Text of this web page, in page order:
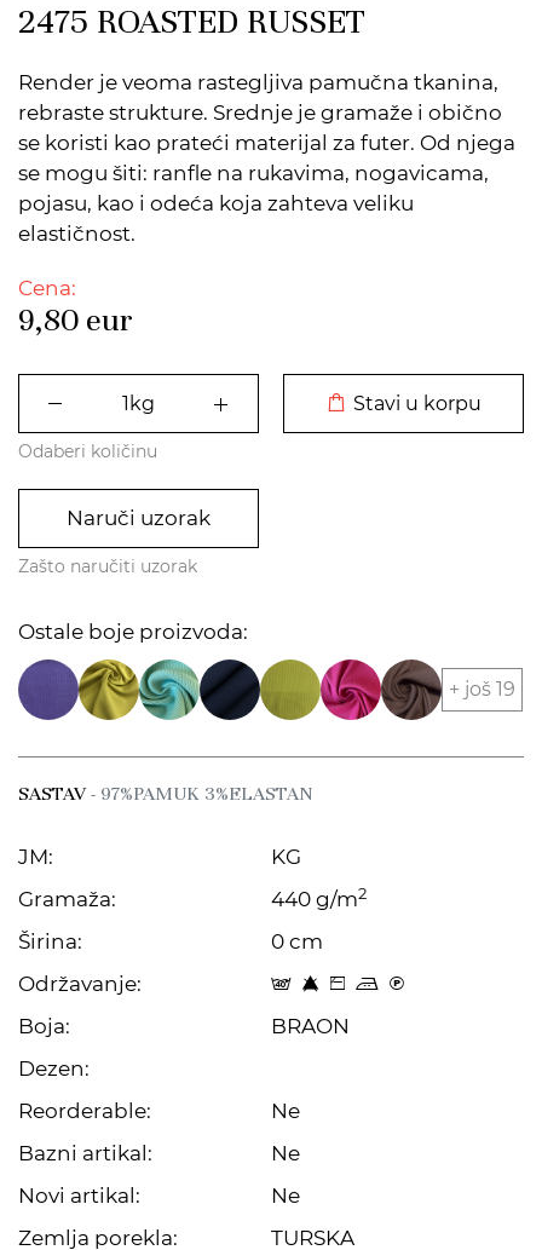
2475 ROASTED RUSSET
Render je veoma rastegljiva pamučna tkanina,
rebraste strukture. Srednje je gramaže i obično
se koristi kao prateći materijal za futer. Od njega
se mogu šiti: ranfle na rukavima, nogavicama,
pojasu, kao i odeća koja zahteva veliku
elastičnost.
Cena:
9,80 eur
Stavi u korpu
Odaberi količinu
Naruči uzorak
Zašto naručiti uzorak
Ostale boje proizvoda:
+ još 19
SASTAV- 97%PAMUK 3%ELASTAN
JM:
KG
Gramaža:
440 g/m2
Širina:
0 cm
Održavanje:
t 8 Z p C
Boja:
BRAON
Dezen:
Reorderable:
Ne
Bazni artikal:
Ne
Novi artikal:
Ne
Zemlja porekla:
TURSKA